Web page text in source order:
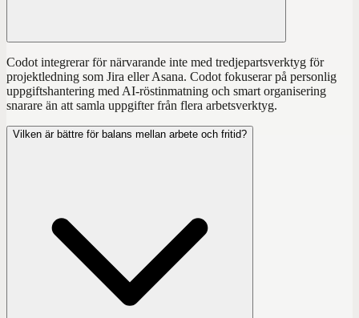
Codot integrerar för närvarande inte med tredjepartsverktyg för
projektledning som Jira eller Asana. Codot fokuserar på personlig
uppgiftshantering med AI-röstinmatning och smart organisering
snarare än att samla uppgifter från flera arbetsverktyg.
Vilken är bättre för balans mellan arbete och fritid?